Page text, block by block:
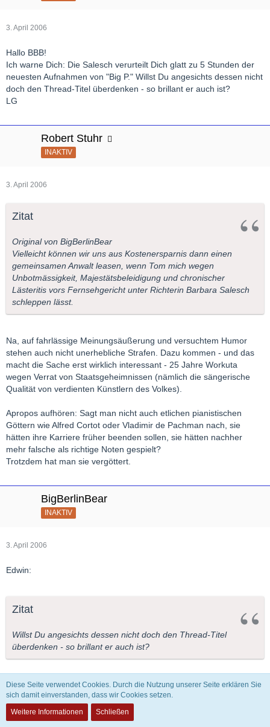
3. April 2006
Hallo BBB!
Ich warne Dich: Die Salesch verurteilt Dich glatt zu 5 Stunden der
neuesten Aufnahmen von "Big P." Willst Du angesichts dessen nicht
doch den Thread-Titel überdenken - so brillant er auch ist?
LG
Robert Stuhr
INAKTIV
3. April 2006
Zitat
Original von BigBerlinBear
Vielleicht können wir uns aus Kostenersparnis dann einen
gemeinsamen Anwalt leasen, wenn Tom mich wegen
Unbotmässigkeit, Majestätsbeleidigung und chronischer
Lästeritis vors Fernsehgericht unter Richterin Barbara Salesch
schleppen lässt.
Na, auf fahrlässige Meinungsäußerung und versuchtem Humor
stehen auch nicht unerhebliche Strafen. Dazu kommen - und das
macht die Sache erst wirklich interessant - 25 Jahre Workuta
wegen Verrat von Staatsgeheimnissen (nämlich die sängerische
Qualität von verdienten Künstlern des Volkes).
Apropos aufhören: Sagt man nicht auch etlichen pianistischen
Göttern wie Alfred Cortot oder Vladimir de Pachman nach, sie
hätten ihre Karriere früher beenden sollen, sie hätten nachher
mehr falsche als richtige Noten gespielt?
Trotzdem hat man sie vergöttert.
BigBerlinBear
INAKTIV
3. April 2006
Edwin:
Zitat
Willst Du angesichts dessen nicht doch den Thread-Titel
überdenken - so brillant er auch ist?
Nein, nie: ums verrecken ned, denn ich denke, er TRIFFT es
genau : die Resonanz darauf gibt mir recht !
Diese Seite verwendet Cookies. Durch die Nutzung unserer Seite erklären Sie
sich damit einverstanden, dass wir Cookies setzen.
Weitere Informationen
Schließen